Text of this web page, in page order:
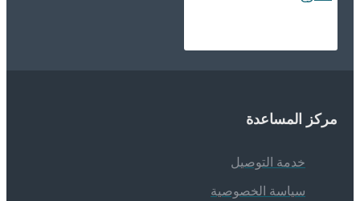
المساعدة
خدمة التوصيل
سياسة الخصوصية